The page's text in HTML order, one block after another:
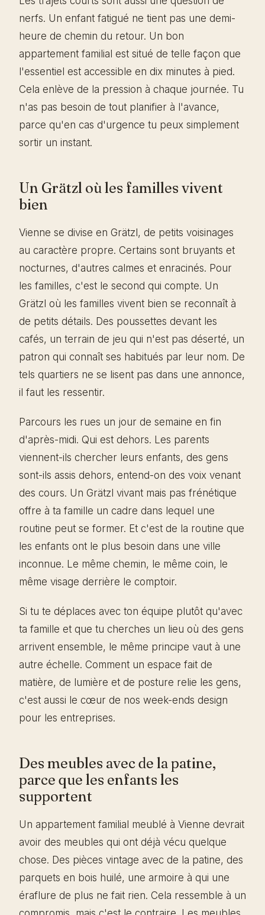
nerfs. Un enfant fatigué ne tient pas une demi-
heure de chemin du retour. Un bon
appartement familial est situé de telle façon que
l'essentiel est accessible en dix minutes à pied.
Cela enlève de la pression à chaque journée. Tu
n'as pas besoin de tout planifier à l'avance,
parce qu'en cas d'urgence tu peux simplement
sortir un instant.
Un Grätzl où les familles vivent
bien
Vienne se divise en Grätzl, de petits voisinages
au caractère propre. Certains sont bruyants et
nocturnes, d'autres calmes et enracinés. Pour
les familles, c'est le second qui compte. Un
Grätzl où les familles vivent bien se reconnaît à
de petits détails. Des poussettes devant les
cafés, un terrain de jeu qui n'est pas déserté, un
patron qui connaît ses habitués par leur nom. De
tels quartiers ne se lisent pas dans une annonce,
il faut les ressentir.
Parcours les rues un jour de semaine en fin
d'après-midi. Qui est dehors. Les parents
viennent-ils chercher leurs enfants, des gens
sont-ils assis dehors, entend-on des voix venant
des cours. Un Grätzl vivant mais pas frénétique
offre à ta famille un cadre dans lequel une
routine peut se former. Et c'est de la routine que
les enfants ont le plus besoin dans une ville
inconnue. Le même chemin, le même coin, le
même visage derrière le comptoir.
Si tu te déplaces avec ton équipe plutôt qu'avec
ta famille et que tu cherches un lieu où des gens
arrivent ensemble, le même principe vaut à une
autre échelle. Comment un espace fait de
matière, de lumière et de posture relie les gens,
c'est aussi le cœur de nos week-ends design
pour les entreprises.
Des meubles avec de la patine,
parce que les enfants les
supportent
Un appartement familial meublé à Vienne devrait
avoir des meubles qui ont déjà vécu quelque
chose. Des pièces vintage avec de la patine, des
parquets en bois huilé, une armoire à qui une
éraflure de plus ne fait rien. Cela ressemble à un